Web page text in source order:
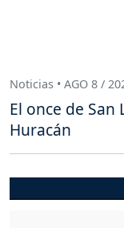
Noticias • AGO 8 /
El once de
Huracán